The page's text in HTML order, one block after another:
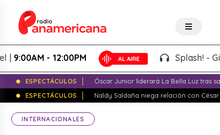
- 12:00PM Splash! -
ESPECTÁCULOS
Óscar Junior liderará La Bella Luz tras
ESPECTÁCULOS
Naldy Saldaña niega relación con
INTERNACIONALES